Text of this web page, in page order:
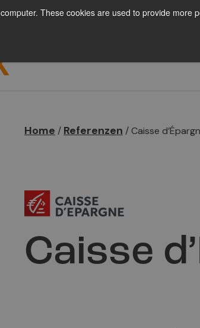
These cookies are used to provide
FÜR MARKEN & GESCHÄFTE
Home / Referenzen /Caisse
Caisse